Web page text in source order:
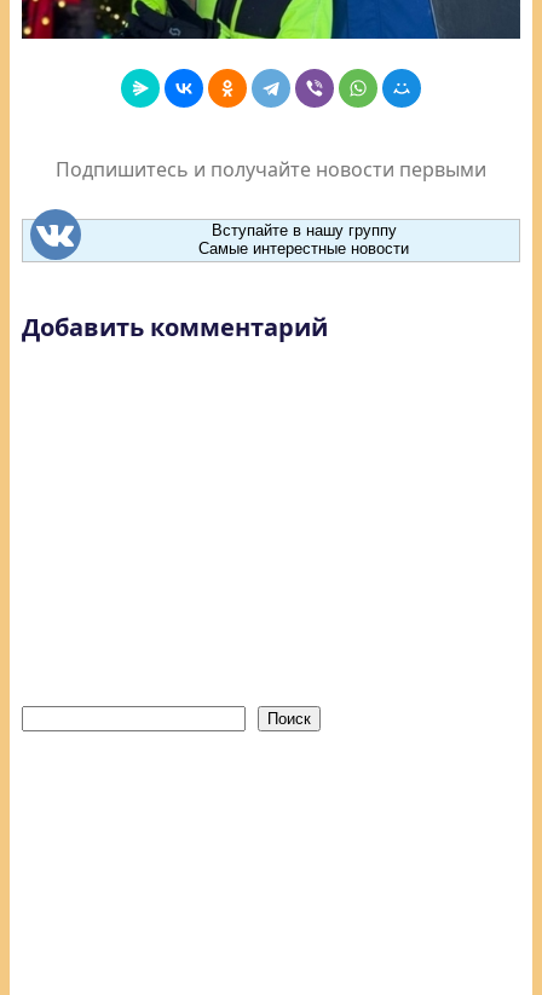
Подпишитесь и получайте новости первыми
Вступайте в нашу группу
Самые интерестные новости
Добавить комментарий
Поиск